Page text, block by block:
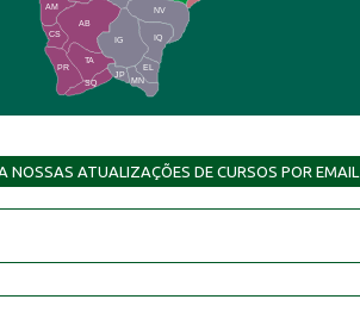
NV
IQ
EL
AM
AB
JP
CS
PR
TA
SQ
IG
MN
NOSSAS ATUALIZAÇÕES DE CURSOS POR EMAIL